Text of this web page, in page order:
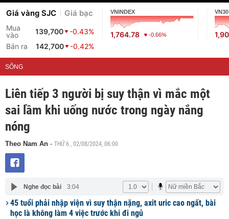
Giá vàng SJC Giá bạc
Mua
vào
139,700
-0.43%
Bán ra
142,700 -0.42%
VNINDEX
1,764.78 -0.66%
VN30
SỐNG
Liên tiếp 3 người bị suy thận vì mắc một
sai lầm khi uống nước trong ngày nắng
nóng
Theo Nam An - THỨ 6 , 02/08/2024, 06:00
Nghe đọc bài 3:04
45 tuổi phải nhập viện vì suy thận nặng, axit uric cao ngất, bài
học là không làm 4 việc trước khi đi ngủ